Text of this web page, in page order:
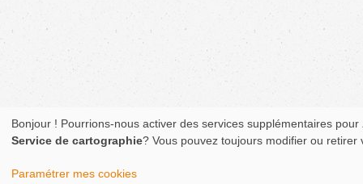
Bonjour ! Pourrions-nous activer des services supplémentaires pour
Service de cartographie? Vous pouvez toujours modifier ou
Paramétrer mes cookies